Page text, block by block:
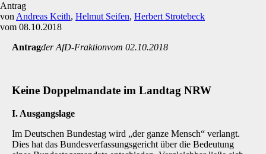
Antrag
von Andreas Keith, Helmut Seifen, Herbert Strotebeck
vom 08.10.2018
Antragder AfD-Fraktionvom 02.10.2018
Keine Doppelmandate im Landtag NRW
I. Ausgangslage
Im Deutschen Bundestag wird „der ganze Mensch“ verlangt.
Dies hat das Bundesverfassungsgericht über die Bedeutung